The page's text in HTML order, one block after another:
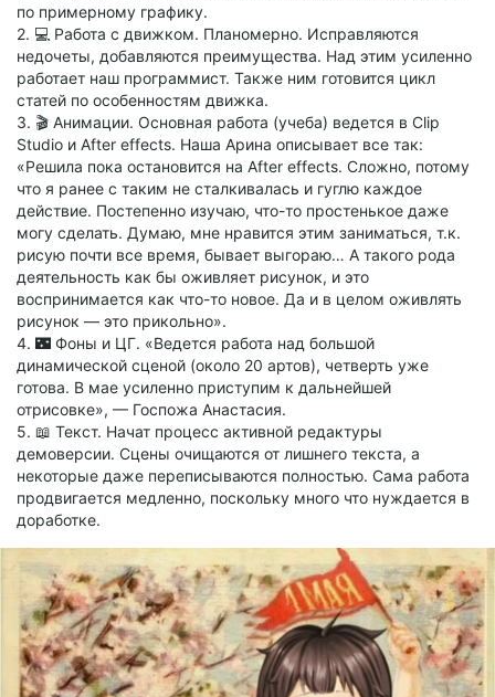
по примерному графику.
2. 💻 Работа с движком. Планомерно. Исправляются
недочеты, добавляются преимущества. Над этим усиленно
работает наш программист. Также ним готовится цикл
статей по особенностям движка.
3. 🎬 Анимации. Основная работа (учеба) ведется в Clip
Studio и After effects. Наша Арина описывает все так:
«Решила пока остановится на After effects. Сложно, потому
что я ранее с таким не сталкивалась и гуглю каждое
действие. Постепенно изучаю, что-то простенькое даже
могу сделать. Думаю, мне нравится этим заниматься, т.к.
рисую почти все время, бывает выгораю… А такого рода
деятельность как бы оживляет рисунок, и это
воспринимается как что-то новое. Да и в целом оживлять
рисунок — это прикольно».
4. 🌃 Фоны и ЦГ. «Ведется работа над большой
динамической сценой (около 20 артов), четверть уже
готова. В мае усиленно приступим к дальнейшей
отрисовке», — Госпожа Анастасия.
5. 📖 Текст. Начат процесс активной редактуры
демоверсии. Сцены очищаются от лишнего текста, а
некоторые даже переписываются полностью. Сама работа
продвигается медленно, поскольку много что нуждается в
доработке.